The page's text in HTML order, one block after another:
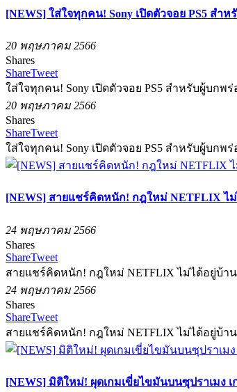
[NEWS] ใส่ใจทุกคน! Sony เปิดตัวจอย PS5 สำ
20 พฤษภาคม 2566
Shares
ShareTweet
ใส่ใจทุกคน! Sony เปิดตัวจอย PS5 สำหรับผู้บกพ
20 พฤษภาคม 2566
Shares
ShareTweet
ใส่ใจทุกคน! Sony เปิดตัวจอย PS5 สำหรับผู้บกพ
[NEWS] สายแชร์คิดหนัก! กฎใหม่ NETFLIX ไ
24 พฤษภาคม 2566
Shares
ShareTweet
สายแชร์คิดหนัก! กฎใหม่ NETFLIX ไม่ได้อยู่บ้า
24 พฤษภาคม 2566
Shares
ShareTweet
สายแชร์คิดหนัก! กฎใหม่ NETFLIX ไม่ได้อยู่บ้า
[NEWS] มิติใหม่! ผุดเกมเขี่ยไขมันบนซุปราเมง